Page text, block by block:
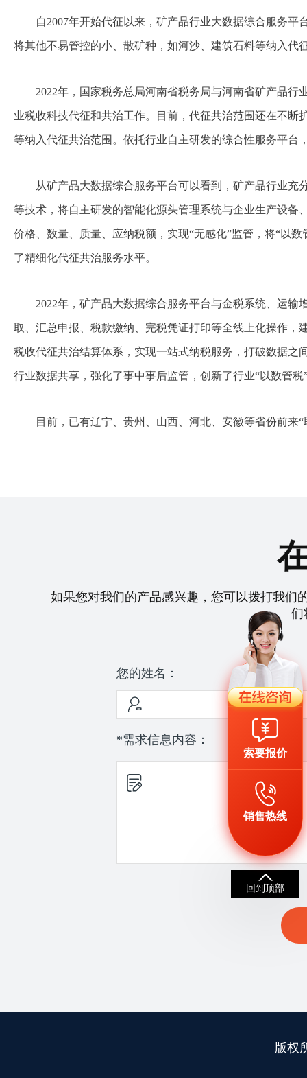
自2007年开始代征以来，矿产品行业大数据综合服务
将其他不易管控的小、散矿种，如河沙、建筑石料等纳入代
2022年，国家税务总局河南省税务局与河南省矿产品行
业税收科技代征和共治工作。目前，代征共治范围还在不断
等纳入代征共治范围。依托行业自主研发的综合性服务平台
从矿产品大数据综合服务平台可以看到，矿产品行业充
等技术，将自主研发的智能化源头管理系统与企业生产设备
价格、数量、质量、应纳税额，实现“无感化”监管，将“以
了精细化代征共治服务水平。
2022年，矿产品大数据综合服务平台与金税系统、运输
取、汇总申报、税款缴纳、完税凭证打印等全线上化操作，
税收代征共治结算体系，实现一站式纳税服务，打破数据之
行业数据共享，强化了事中事后监管，创新了行业“以数管税
目前，已有辽宁、贵州、山西、河北、安徽等省份前来
如果您对我们的产品感兴趣，您可以拨打我们
们
您的姓名：
*需求信息内容：
版权
索要报价
销售热线
回到顶部